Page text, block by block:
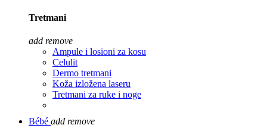
Tretmani
add remove
Ampule i losioni za kosu
Celulit
Dermo tretmani
Koža izložena laseru
Tretmani za ruke i noge
Bébé add remove